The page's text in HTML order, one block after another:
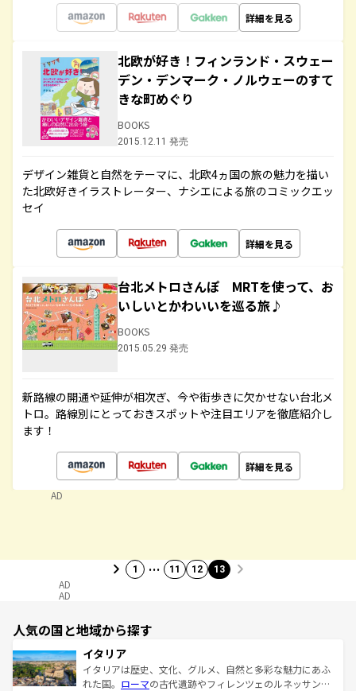
詳細を見る
北欧が好き！フィンランド・スウェー
デン・デンマーク・ノルウェーのすて
きな町めぐり
BOOKS
2015.12.11 発売
デザイン雑貨と自然をテーマに、北欧4ヵ国の旅の魅力を描い
た北欧好きイラストレーター、ナシエによる旅のコミックエッ
セイ
詳細を見る
台北メトロさんぽ MRTを使って、お
いしいとかわいいを巡る旅♪
BOOKS
2015.05.29 発売
新路線の開通や延伸が相次ぎ、今や街歩きに欠かせない台北メ
トロ。路線別にとっておきスポットや注目エリアを徹底紹介し
ます！
詳細を見る
AD
1 … 11 12 13
AD
AD
人気の国と地域から探す
イタリア
イタリアは歴史、文化、グルメ、自然と多彩な魅力にあふ
れた国。 ローマの古代遺跡やフィレンツェのルネッサンス